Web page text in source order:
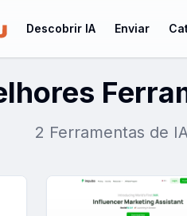
Descobrir IA Enviar
2 Ferramentas de